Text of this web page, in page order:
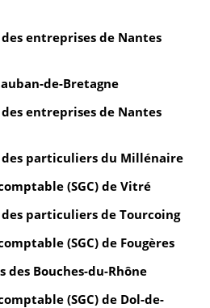
entreprises de Nantes
de-Bretagne
entreprises de Nantes
des particuliers du Millénaire
(SGC) de Vitré
particuliers de Tourcoing
(SGC) de Fougères
des Bouches-du-Rhône
(SGC) de Dol-de-